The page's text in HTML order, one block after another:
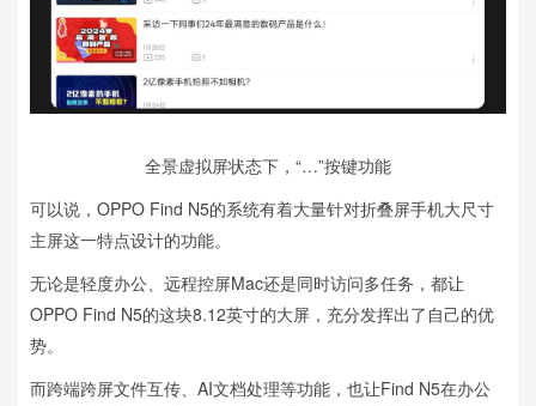
全景虚拟屏状态下，“…”按键功能
可以说，OPPO Find N5的系统有着大量针对折叠屏手机大尺寸
主屏这一特点设计的功能。
无论是轻度办公、远程控屏Mac还是同时访问多任务，都让
OPPO Find N5的这块8.12英寸的大屏，充分发挥出了自己的优
势。
而跨端跨屏文件互传、AI文档处理等功能，也让Find N5在办公